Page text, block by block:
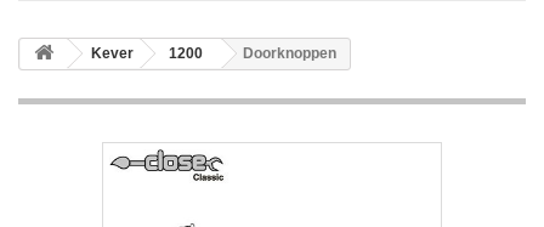
Kever 1200 Doorknoppen